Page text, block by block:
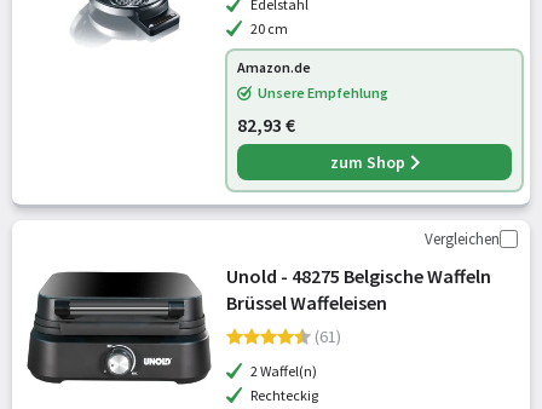
Edelstahl
20 cm
Amazon.de
Unsere Empfehlung
82,93 €
zum Shop
Vergleichen
Unold - 48275 Belgische Waffeln
Brüssel Waffeleisen
(61)
2 Waffel(n)
Rechteckig